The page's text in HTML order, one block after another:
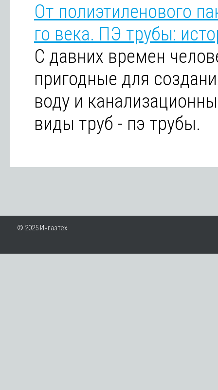
От полиэтиленового
го века. ПЭ трубы:
С давних времен
пригодные для
воду и
виды труб - пэ трубы.
© 2025 Ингазтех